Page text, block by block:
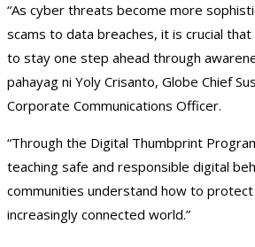
“As cyber threats become more
scams to data breaches, it is crucial
to stay one step ahead through
pahayag ni Yoly Crisanto, Globe Chief
Corporate Communications Officer.
“Through the Digital Thumbprint
teaching safe and responsible digital
communities understand how to
increasingly connected world.”